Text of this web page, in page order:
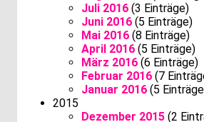
Juli 2016 (3 Einträge)
Juni 2016 (5 Einträge)
Mai 2016 (8 Einträge)
April 2016 (5 Einträge)
März 2016 (6 Einträge)
Februar 2016 (7
Januar 2016 (5
2015
Dezember 2015 (2